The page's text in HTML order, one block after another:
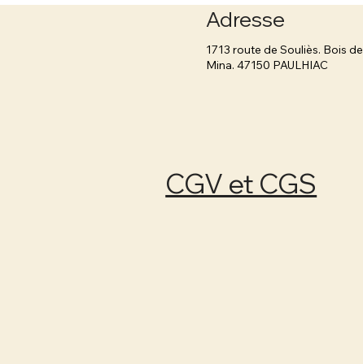
Adresse
1713 route de Souliès. Bois de
Mina. 47150 PAULHIAC
CGV et CGS